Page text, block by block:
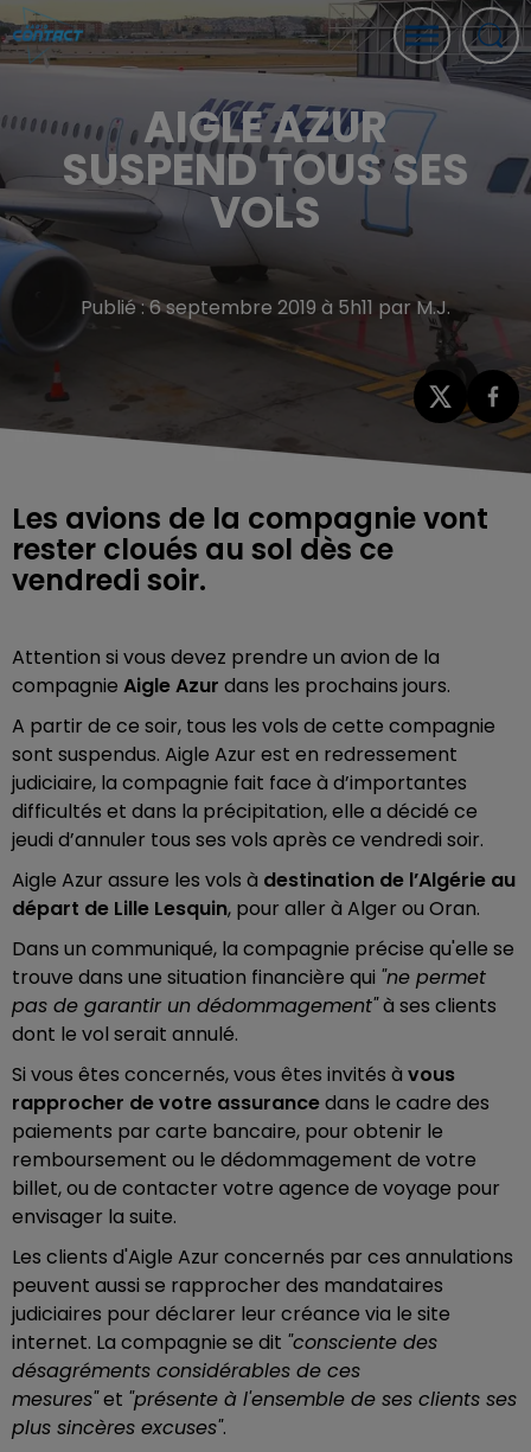
AIGLE AZUR
SUSPEND TOUS SES
VOLS
Publié : 6 septembre 2019 à 5h11 par M.J.
Les avions de la compagnie vont
rester cloués au sol dès ce
vendredi soir.
Attention si vous devez prendre un avion de la
compagnie Aigle Azur dans les prochains jours.
A partir de ce soir, tous les vols de cette compagnie
sont suspendus. Aigle Azur est en redressement
judiciaire, la compagnie fait face à d’importantes
difficultés et dans la précipitation, elle a décidé ce
jeudi d’annuler tous ses vols après ce vendredi soir.
Aigle Azur assure les vols à destination de l’Algérie au
départ de Lille Lesquin, pour aller à Alger ou Oran.
Dans un communiqué, la compagnie précise qu'elle se
trouve dans une situation financière qui "ne permet
pas de garantir un dédommagement"à ses clients
dont le vol serait annulé.
Si vous êtes concernés, vous êtes invités à vous
rapprocher de votre assurancedans le cadre des
paiements par carte bancaire, pour obtenir le
remboursement ou le dédommagement de votre
billet, ou de contacter votre agence de voyage pour
envisager la suite.
Les clients d'Aigle Azur concernés par ces annulations
peuvent aussi se rapprocher des mandataires
judiciaires pour déclarer leur créance via le site
internet. La compagnie se dit "consciente des
désagréments considérables de ces
mesures"et "présente à l'ensemble de ses clients ses
plus sincères excuses".